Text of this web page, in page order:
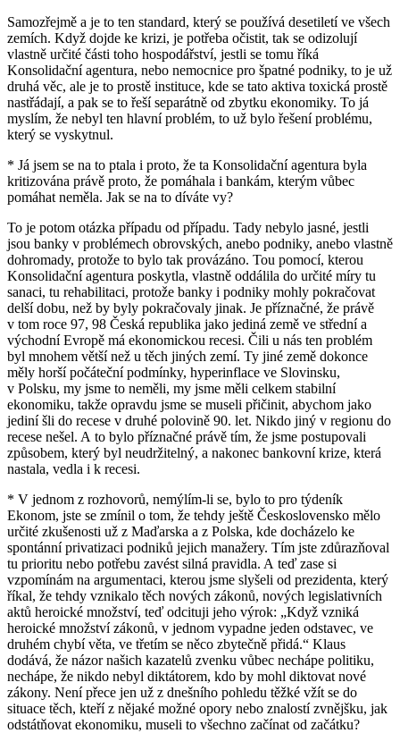
Samozřejmě a je to ten standard, který se používá desetiletí ve všech
zemích. Když dojde ke krizi, je potřeba očistit, tak se odizolují
vlastně určité části toho hospodářství, jestli se tomu říká
Konsolidační agentura, nebo nemocnice pro špatné podniky, to je už
druhá věc, ale je to prostě instituce, kde se tato aktiva toxická prostě
nastřádají, a pak se to řeší separátně od zbytku ekonomiky. To já
myslím, že nebyl ten hlavní problém, to už bylo řešení problému,
který se vyskytnul.
* Já jsem se na to ptala i proto, že ta Konsolidační agentura byla
kritizována právě proto, že pomáhala i bankám, kterým vůbec
pomáhat neměla. Jak se na to díváte vy?
To je potom otázka případu od případu. Tady nebylo jasné, jestli
jsou banky v problémech obrovských, anebo podniky, anebo vlastně
dohromady, protože to bylo tak provázáno. Tou pomocí, kterou
Konsolidační agentura poskytla, vlastně oddálila do určité míry tu
sanaci, tu rehabilitaci, protože banky i podniky mohly pokračovat
delší dobu, než by byly pokračovaly jinak. Je příznačné, že právě
v tom roce 97, 98 Česká republika jako jediná země ve střední a
východní Evropě má ekonomickou recesi. Čili u nás ten problém
byl mnohem větší než u těch jiných zemí. Ty jiné země dokonce
měly horší počáteční podmínky, hyperinflace ve Slovinsku,
v Polsku, my jsme to neměli, my jsme měli celkem stabilní
ekonomiku, takže opravdu jsme se museli přičinit, abychom jako
jediní šli do recese v druhé polovině 90. let. Nikdo jiný v regionu do
recese nešel. A to bylo příznačné právě tím, že jsme postupovali
způsobem, který byl neudržitelný, a nakonec bankovní krize, která
nastala, vedla i k recesi.
* V jednom z rozhovorů, nemýlím-li se, bylo to pro týdeník
Ekonom, jste se zmínil o tom, že tehdy ještě Československo mělo
určité zkušenosti už z Maďarska a z Polska, kde docházelo ke
spontánní privatizaci podniků jejich manažery. Tím jste zdůrazňoval
tu prioritu nebo potřebu zavést silná pravidla. A teď zase si
vzpomínám na argumentaci, kterou jsme slyšeli od prezidenta, který
říkal, že tehdy vznikalo těch nových zákonů, nových legislativních
aktů heroické množství, teď odcituji jeho výrok: „Když vzniká
heroické množství zákonů, v jednom vypadne jeden odstavec, ve
druhém chybí věta, ve třetím se něco zbytečně přidá.“ Klaus
dodává, že názor našich kazatelů zvenku vůbec nechápe politiku,
nechápe, že nikdo nebyl diktátorem, kdo by mohl diktovat nové
zákony. Není přece jen už z dnešního pohledu těžké vžít se do
situace těch, kteří z nějaké možné opory nebo znalostí zvnějšku, jak
odstátňovat ekonomiku, museli to všechno začínat od začátku?